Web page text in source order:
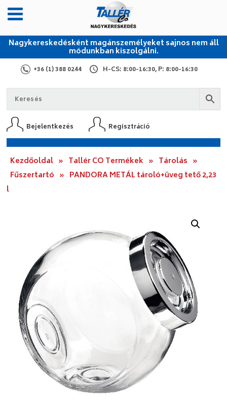
Nagykereskedésként magánszemélyeket sajnos nem áll
módunkban kiszolgálni.
+36 (1) 388 0244 H-CS: 8:00-16:30, P: 8:00-16:30
Bejelentkezés Regisztráció
Kezdőoldal » Tallér CO Termékek » Tárolás »
Fűszertartó » PANDORA METÁL tároló+üveg tető 2,23
l